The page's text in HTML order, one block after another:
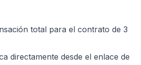
total para el contrato de 3
directamente desde el enlace de